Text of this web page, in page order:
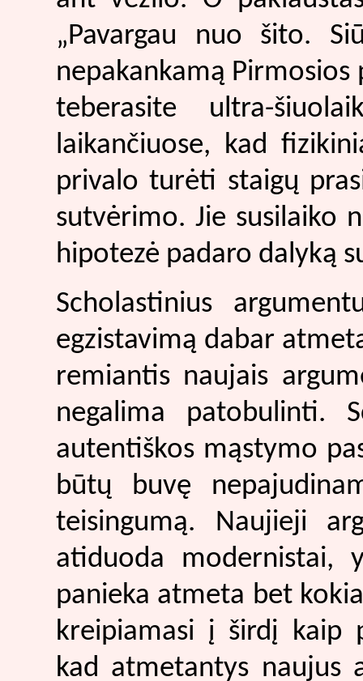
„Pavargau nuo šito.
nepakankamą Pirmosios
teberasite ultra-
laikančiuose, kad
privalo turėti staigų
sutvėrimo. Jie susilaiko
hipotezė padaro dalyką
Scholastinius
egzistavimą dabar
remiantis naujais
negalima patobulinti.
autentiškos mąstymo
būtų buvę
teisingumą. Naujieji
atiduoda modernistai,
panieka atmeta bet
kreipiamasi į širdį kaip
kad atmetantys naujus